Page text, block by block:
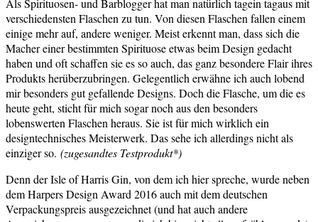
Als Spirituosen- und Barblogger hat man natürlich tagein tagaus mit
verschiedensten Flaschen zu tun. Von diesen Flaschen fallen einem
einige mehr auf, andere weniger. Meist erkennt man, dass sich die
Macher einer bestimmten Spirituose etwas beim Design gedacht
haben und oft schaffen sie es so auch, das ganz besondere Flair ihres
Produkts herüberzubringen. Gelegentlich erwähne ich auch lobend
mir besonders gut gefallende Designs. Doch die Flasche, um die es
heute geht, sticht für mich sogar noch aus den besonders
lobenswerten Flaschen heraus. Sie ist für mich wirklich ein
designtechnisches Meisterwerk. Das sehe ich allerdings nicht als
einziger so. (zugesandtes Testprodukt*)
Denn der Isle of Harris Gin, von dem ich hier spreche, wurde neben
dem Harpers Design Award 2016 auch mit dem deutschen
Verpackungspreis ausgezeichnet (und hat auch andere